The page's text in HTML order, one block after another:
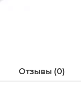
Отзывы (0)